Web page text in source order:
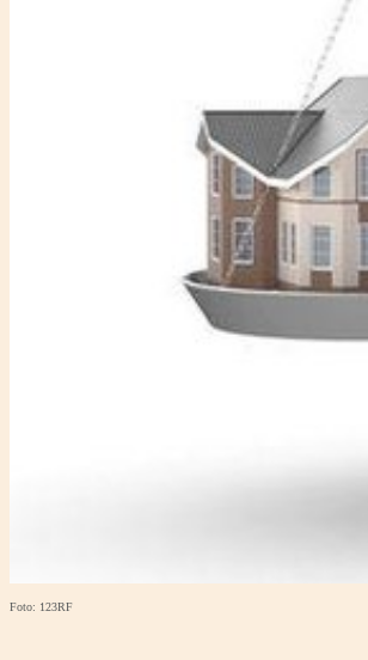
Foto: 123RF